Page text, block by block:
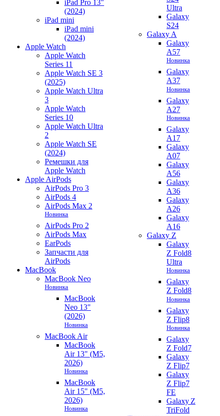
iPad Pro 13"
(2024)
iPad mini
iPad mini
(2024)
Apple Watch
Apple Watch
Series 11
Apple Watch SE 3
(2025)
Apple Watch Ultra
3
Apple Watch
Series 10
Apple Watch Ultra
2
Apple Watch SE
(2024)
Ремешки для
Apple Watch
Apple AirPods
AirPods Pro 3
AirPods 4
AirPods Max 2
Новинка
AirPods Pro 2
AirPods Max
EarPods
Запчасти для
AirPods
MacBook
MacBook Neo
Новинка
MacBook
Neo 13"
(2026)
Новинка
MacBook Air
MacBook
Air 13" (M5,
2026)
Новинка
MacBook
Air 15" (M5,
2026)
Новинка
Ultra
Galaxy
S24
Galaxy A
Galaxy
A57
Новинка
Galaxy
A37
Новинка
Galaxy
A27
Новинка
Galaxy
A17
Galaxy
A07
Galaxy
A56
Galaxy
A36
Galaxy
A26
Galaxy
A16
Galaxy Z
Galaxy
Z Fold8
Ultra
Новинка
Galaxy
Z Fold8
Новинка
Galaxy
Z Flip8
Новинка
Galaxy
Z Fold7
Galaxy
Z Flip7
Galaxy
Z Flip7
FE
Galaxy Z
TriFold